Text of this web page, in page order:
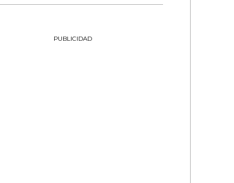
PUBLICIDAD